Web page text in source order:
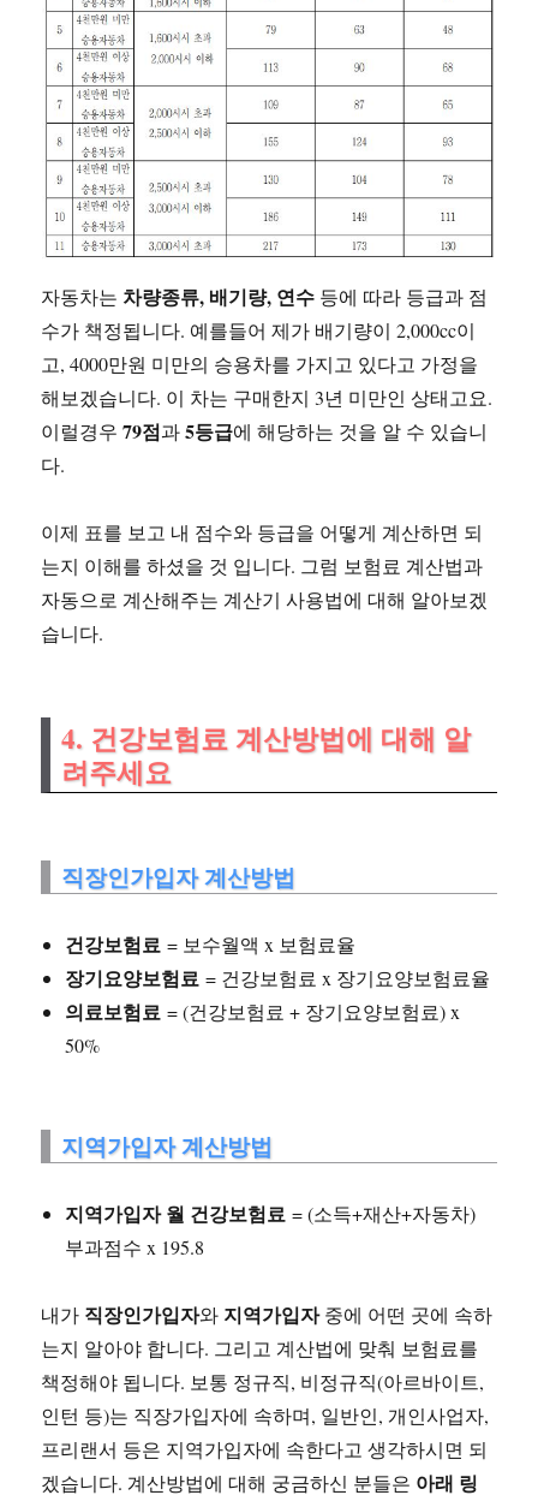
자동차는 차량종류, 배기량, 연수 등에 따라 등급과 점
수가 책정됩니다. 예를들어 제가 배기량이 2,000cc이
고, 4000만원 미만의 승용차를 가지고 있다고 가정을
해보겠습니다. 이 차는 구매한지 3년 미만인 상태고요.
이럴경우79점과5등급에 해당하는 것을 알 수 있습니
다.
이제 표를 보고 내 점수와 등급을 어떻게 계산하면 되
는지 이해를 하셨을 것 입니다. 그럼 보험료 계산법과
자동으로 계산해주는 계산기 사용법에 대해 알아보겠
습니다.
4. 건강보험료 계산방법에 대해 알
려주세요
직장인가입자 계산방법
건강보험료 = 보수월액 x 보험료율
장기요양보험료 = 건강보험료 x 장기요양보험료율
의료보험료 = (건강보험료 + 장기요양보험료) x
50%
지역가입자 계산방법
지역가입자 월 건강보험료 = (소득+재산+자동차)
부과점수 x 195.8
내가 직장인가입자와 지역가입자중에 어떤 곳에 속하
는지 알아야 합니다. 그리고 계산법에 맞춰 보험료를
책정해야 됩니다. 보통 정규직, 비정규직(아르바이트,
인턴 등)는 직장가입자에 속하며, 일반인, 개인사업자,
프리랜서 등은 지역가입자에 속한다고 생각하시면 되
겠습니다. 계산방법에 대해 궁금하신 분들은 아래 링